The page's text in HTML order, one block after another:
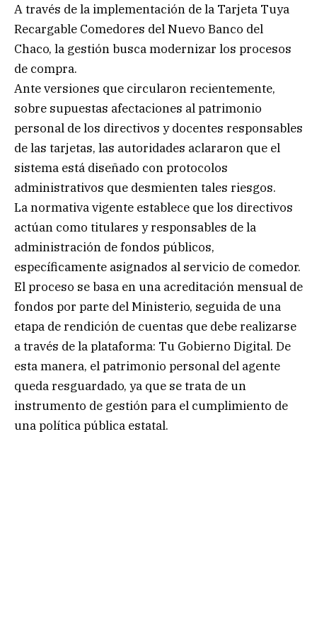
A través de la implementación de la Tarjeta Tuya
Recargable Comedores del Nuevo Banco del
Chaco, la gestión busca modernizar los procesos
de compra.
Ante versiones que circularon recientemente,
sobre supuestas afectaciones al patrimonio
personal de los directivos y docentes responsables
de las tarjetas, las autoridades aclararon que el
sistema está diseñado con protocolos
administrativos que desmienten tales riesgos.
La normativa vigente establece que los directivos
actúan como titulares y responsables de la
administración de fondos públicos,
específicamente asignados al servicio de comedor.
El proceso se basa en una acreditación mensual de
fondos por parte del Ministerio, seguida de una
etapa de rendición de cuentas que debe realizarse
a través de la plataforma: Tu Gobierno Digital. De
esta manera, el patrimonio personal del agente
queda resguardado, ya que se trata de un
instrumento de gestión para el cumplimiento de
una política pública estatal.